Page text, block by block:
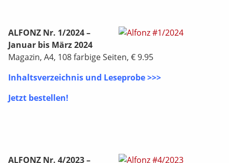
ALFONZ Nr. 1/2024 –
Januar bis März 2024
Magazin, A4, 108 farbige Seiten, € 9.95
Inhaltsverzeichnis und Leseprobe >>>
Jetzt bestellen!
ALFONZ Nr. 4/2023 –